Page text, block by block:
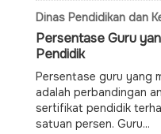
Dinas Pendidikan dan
Persentase Guru
Pendidik
Persentase guru yang
adalah perbandingan
sertifikat pendidik
satuan persen. Guru...